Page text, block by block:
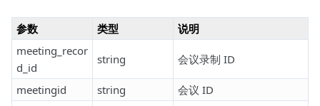
参数 类型
说明
meeting_recor
d_id
string 会议录制 ID
meetingid string
会议 ID